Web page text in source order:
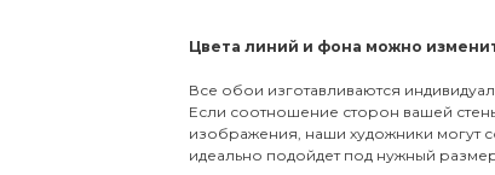
Цвета линий и фона можно
Все обои изготавливаются
Если соотношение сторон вашей
изображения, наши художники могут
идеально подойдет под нужный